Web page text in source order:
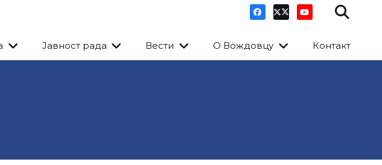
Јавност рада Вести О Вождовцу Контакт